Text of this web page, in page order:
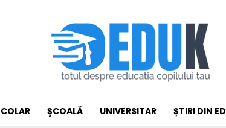
ŞCOALĂ UNIVERSITAR ȘTIRI DIN